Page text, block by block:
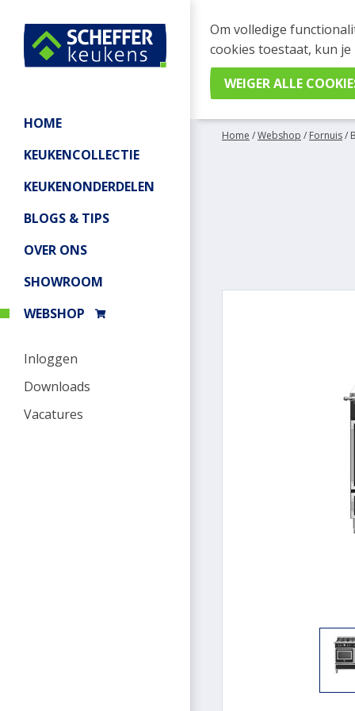
HOME
KEUKENCOLLECTIE
KEUKENONDERDELEN
BLOGS & TIPS
OVER ONS
SHOWROOM
WEBSHOP
Inloggen
Downloads
Vacatures
WEBSHOP
Je kan tijdelijk geen
Home /Webshop / Fornuis/
Om volledige
cookies toestaat, kun